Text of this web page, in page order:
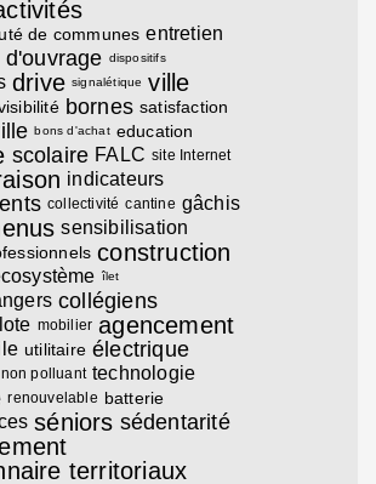
de communes entretien
dispositifs
drive signalétique ville
bornes satisfaction
bons d'achat education
scolaire FALC site Internet
indicateurs
collectivité cantine gâchis
sensibilisation
construction
îlet
collégiens
mobilier agencement
utilitaire électrique
non polluant technologie
renouvelable batterie
séniors sédentarité
territoriaux